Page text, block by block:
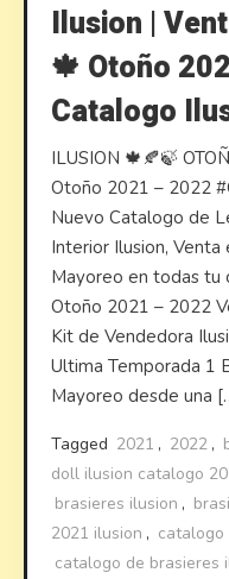
Ilusion |
🍁 Otoño
Catalogo
ILUSION 🍁🍂🍃
Otoño 2021 – 2022
Nuevo Catalogo de
Interior Ilusion, Venta
Mayoreo en todas tu
Otoño 2021 – 2022
Kit de Vendedora
Ultima Temporada 1
Mayoreo desde una
Tagged 2021 , 2022 ,
doll ilusion catalogo
brasieres ilusion ,
2021 ilusion , catalogo
catalogo de brasieres